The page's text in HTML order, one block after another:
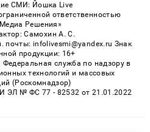
СМИ: Йошка Live
ответственностью
Решения»
Самохин А. С.
почты: infolivesmi@yandex.ru Знак
продукции: 16+
служба по надзору в
технологий и массовых
(Роскомнадзор)
ЭЛ № ФС 77 - 82532 от 21.01.2022